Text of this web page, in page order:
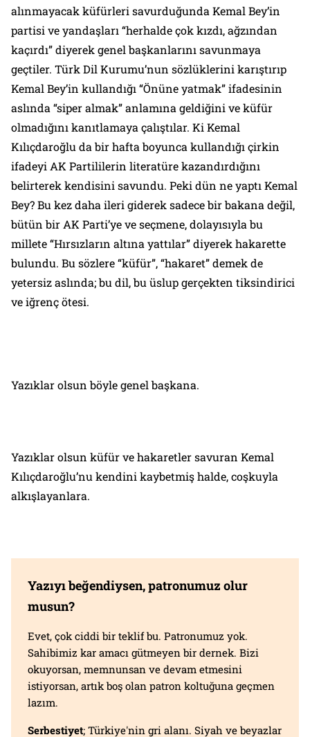
alınmayacak küfürleri savurduğunda Kemal Bey’in
partisi ve yandaşları “herhalde çok kızdı, ağzından
kaçırdı” diyerek genel başkanlarını savunmaya
geçtiler. Türk Dil Kurumu’nun sözlüklerini karıştırıp
Kemal Bey’in kullandığı “Önüne yatmak” ifadesinin
aslında “siper almak” anlamına geldiğini ve küfür
olmadığını kanıtlamaya çalıştılar. Ki Kemal
Kılıçdaroğlu da bir hafta boyunca kullandığı çirkin
ifadeyi AK Partililerin literatüre kazandırdığını
belirterek kendisini savundu. Peki dün ne yaptı Kemal
Bey? Bu kez daha ileri giderek sadece bir bakana değil,
bütün bir AK Parti’ye ve seçmene, dolayısıyla bu
millete “Hırsızların altına yattılar” diyerek hakarette
bulundu. Bu sözlere “küfür”, “hakaret” demek de
yetersiz aslında; bu dil, bu üslup gerçekten tiksindirici
ve iğrenç ötesi.
Yazıklar olsun böyle genel başkana.
Yazıklar olsun küfür ve hakaretler savuran Kemal
Kılıçdaroğlu’nu kendini kaybetmiş halde, coşkuyla
alkışlayanlara.
Yazıyı beğendiysen, patronumuz olur
musun?
Evet, çok ciddi bir teklif bu. Patronumuz yok.
Sahibimiz kar amacı gütmeyen bir dernek. Bizi
okuyorsan, memnunsan ve devam etmesini
istiyorsan, artık boş olan patron koltuğuna geçmen
lazım.
Serbestiyet; Türkiye'nin gri alanı. Siyah ve beyazlar